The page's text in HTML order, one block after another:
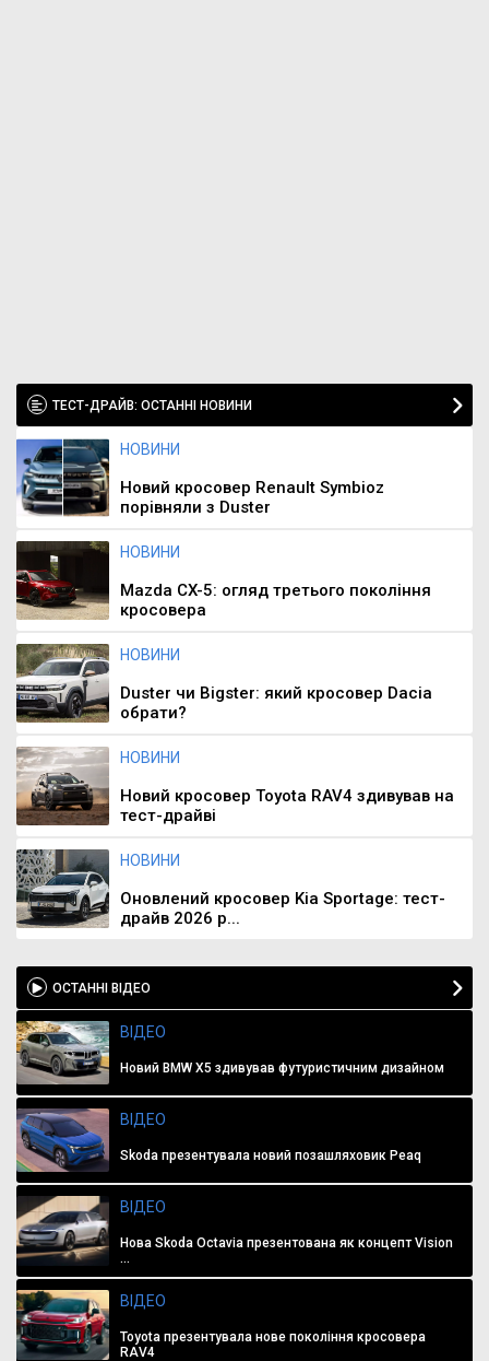
ТЕСТ-ДРАЙВ: ОСТАННІ НОВИНИ
НОВИНИ
Новий кросовер Renault Symbioz
порівняли з Duster
НОВИНИ
Mazda CX-5: огляд третього покоління
кросовера
НОВИНИ
Duster чи Bigster: який кросовер Dacia
обрати?
НОВИНИ
Новий кросовер Toyota RAV4 здивував на
тест-драйві
НОВИНИ
Оновлений кросовер Kia Sportage: тест-
драйв 2026 р...
ОСТАННІ ВІДЕО
ВІДЕО
Новий BMW X5 здивував футуристичним дизайном
ВІДЕО
Skoda презентувала новий позашляховик Peaq
ВІДЕО
Нова Skoda Octavia презентована як концепт Vision
...
ВІДЕО
Toyota презентувала нове покоління кросовера
RAV4